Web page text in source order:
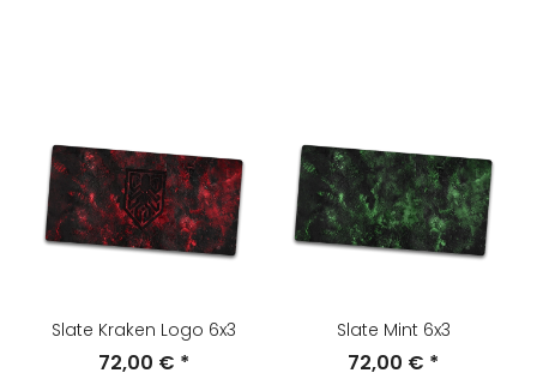
Slate Kraken Logo 6x3
72,00 € *
Slate Mint 6x3
72,00 € *